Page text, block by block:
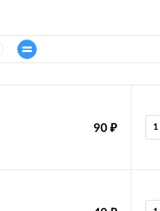
90 ₽